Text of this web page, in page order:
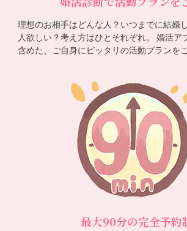
理想のお相手はどんな人？いつまでに結婚
人欲しい？考え方はひとそれぞれ。 婚活ア
含めた、ご自身にピッタリの活動プランを
最大90分の完全予約